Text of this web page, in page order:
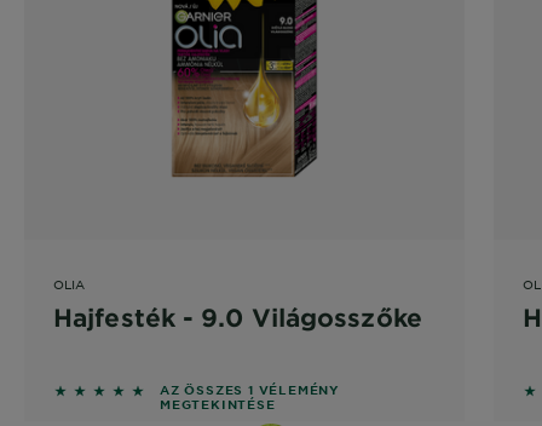
OLIA
Hajfesték - 9.0 Világosszőke
5 out of 5 stars based on reviews
AZ ÖSSZES 1 VÉLEMÉNY
MEGTEKINTÉSE
5